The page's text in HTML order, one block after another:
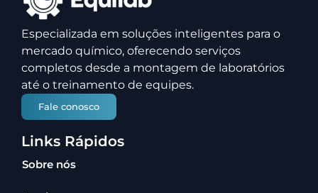
Especializada em soluções inteligentes para o
mercado químico, oferecendo serviços
completos desde a montagem de laboratórios
até o treinamento de equipes.
Fale conosco
Links Rápidos
Sobre nós